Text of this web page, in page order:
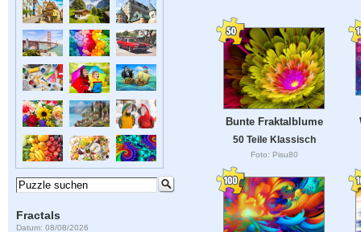
Fractals
Datum: 08/08/2026
Bunte Fraktalblume
50 Teile Klassisch
Foto: Pisu80